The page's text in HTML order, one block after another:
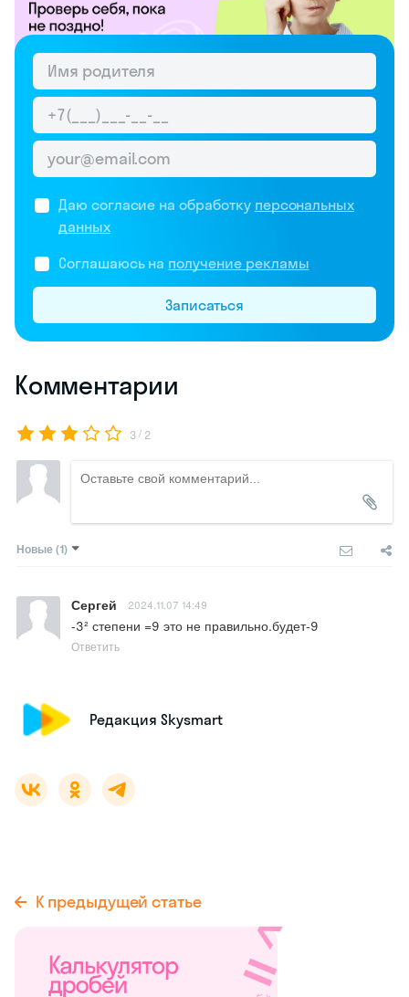
Даю согласие на обработку персональных
данных
Соглашаюсь на получение рекламы
Записаться
Комментарии
3/ 2
Новые (1)
Сергей 2024.11.07 14:49
-3² степени =9 это не правильно.будет-9
Ответить
Редакция Skysmart
К предыдущей статье